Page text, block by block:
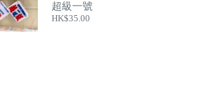
超級一號
HK$35.00